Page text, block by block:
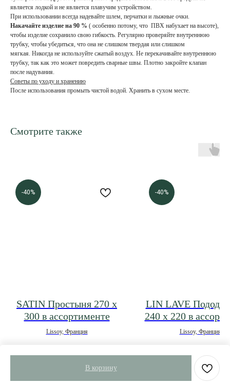
В корзину
является лодкой и не является плавучим устройством.
При использовании всегда надевайте шлем, перчатки и лыжные очки.
Накачайте изделие на 90 % ( особенно потому, что ПВХ набухает на высоте),
чтобы изделие сохранило свою гибкость. Регулярно проверяйте внутреннюю
трубку, чтобы убедиться, что она не слишком твердая или слишком
мягкая. Никогда не используйте сжатый воздух. Не перекачивайте внутреннюю
трубку, так как это может повредить сварные швы. Плотно закройте клапан
после надувания.
Советы по уходу и хранению
После использования промыть чистой водой. Хранить в сухом месте.
Смотрите также
-40%
SATIN Простыня 270 х
300 в ассортименте
Lissoy, Франция
-40%
LIN LAVE
240 х 220 в
Lissoy, Франция